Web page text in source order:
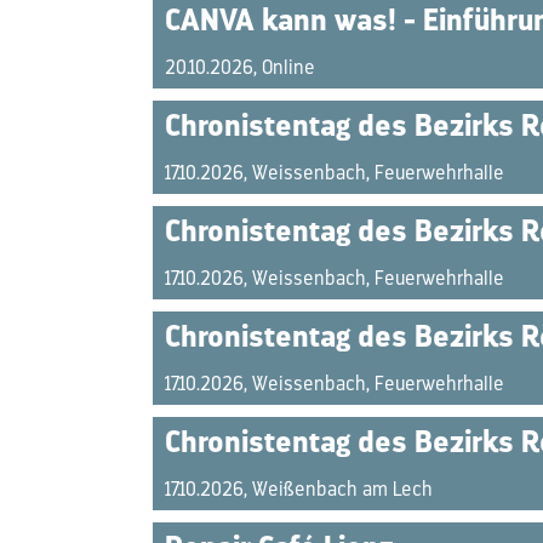
CANVA kann was! -
20.10.2026, Online
Chronistentag des Bezirks
17.10.2026, Weissenbach, Feuerwehrhalle
Chronistentag des Bezirks
17.10.2026, Weissenbach, Feuerwehrhalle
Chronistentag des Bezirks
17.10.2026, Weissenbach, Feuerwehrhalle
Chronistentag des Bezirks
17.10.2026, Weißenbach am Lech